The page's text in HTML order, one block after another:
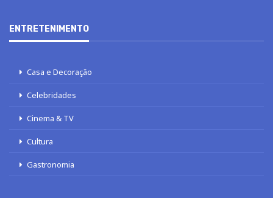
ENTRETENIMENTO
Casa e Decoração
Celebridades
Cinema & TV
Cultura
Gastronomia